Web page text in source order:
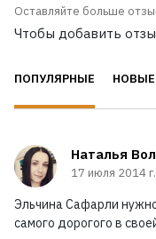
Оставляйте больше
Чтобы добавить
ПОПУЛЯРНЫЕ НОВЫЕ
Наталья
17 июля 2014 г.
Эльчина Сафарли
самого дорогого в